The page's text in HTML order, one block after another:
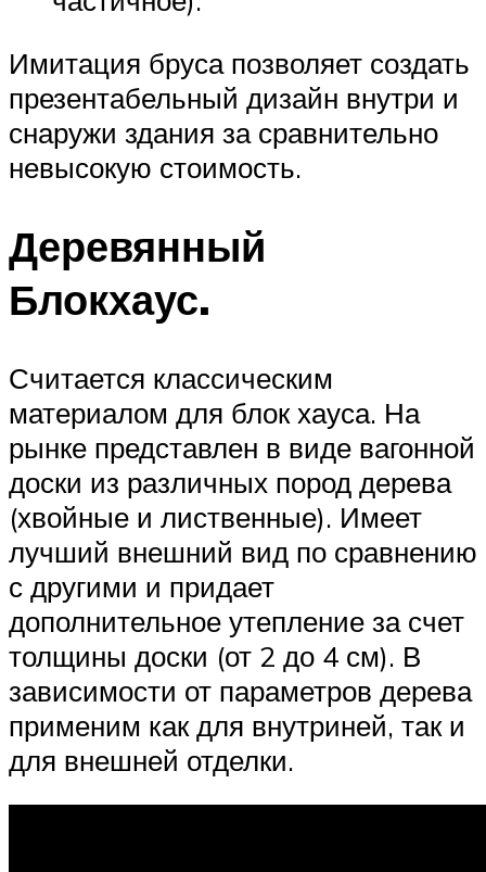
Имитация бруса позволяет создать
презентабельный дизайн внутри и
снаружи здания за сравнительно
невысокую стоимость.
Деревянный
Блокхаус.
Считается классическим
материалом для блок хауса. На
рынке представлен в виде вагонной
доски из различных пород дерева
(хвойные и лиственные). Имеет
лучший внешний вид по сравнению
с другими и придает
дополнительное утепление за счет
толщины доски (от 2 до 4 см). В
зависимости от параметров дерева
применим как для внутриней, так и
для внешней отделки.